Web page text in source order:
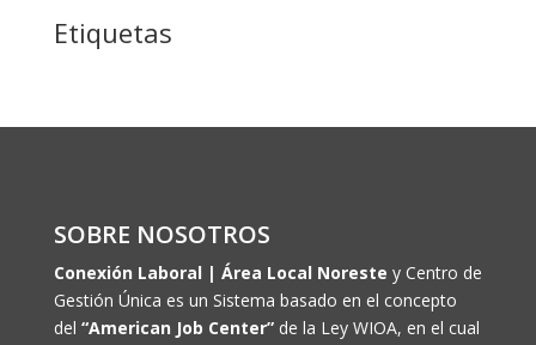
Etiquetas
SOBRE NOSOTROS
Conexión Laboral | Área Local Noreste y Centro de
Gestión Única es un Sistema basado en el concepto
del “American Job Center”de la Ley WIOA, en el cual